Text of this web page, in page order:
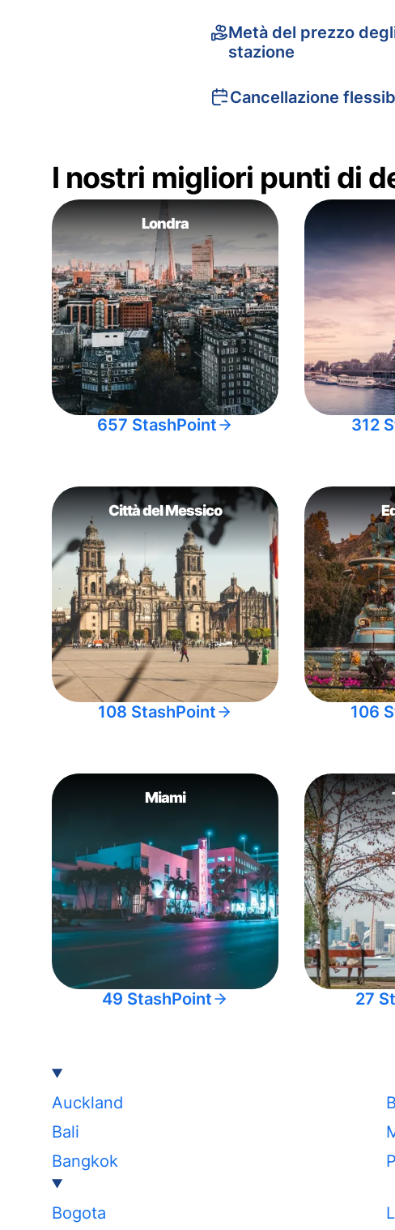
Metà del prezzo
stazione
Cancellazione
I nostri migliori punti di
Londra
657 StashPoint 312
Città del Messico
108 StashPoint 106
Miami
49 StashPoint 27
Auckland
Bali
Bangkok
Bogota